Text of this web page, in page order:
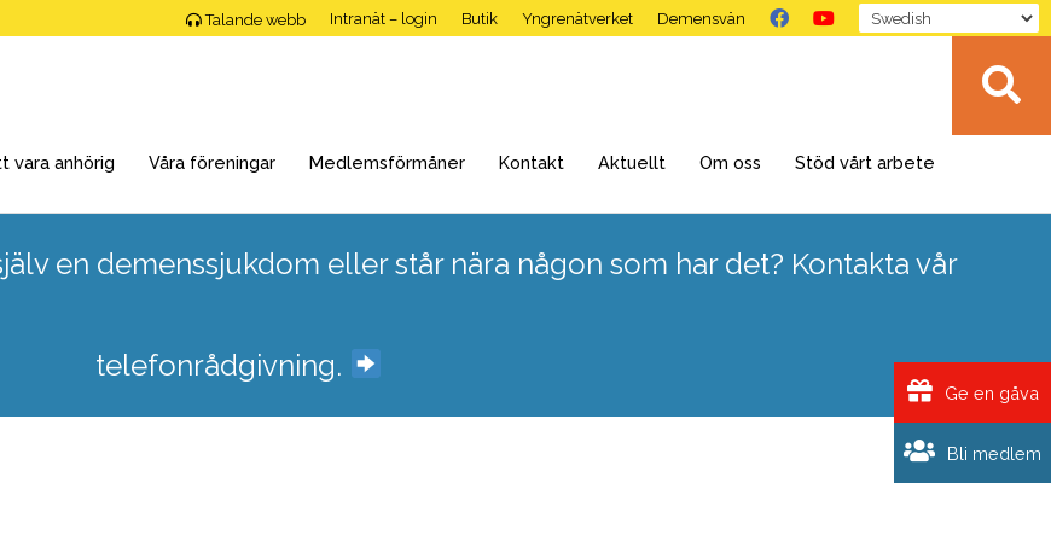
Talande webb Intranät – login Butik Yngrenätverket Demensvän
vara anhörig Våra föreningar Medlemsförmåner Kontakt Aktuellt Om oss Stöd vårt arbete
en demenssjukdom eller står nära någon som har det? Kontakta vår
telefonrådgivning.
Bli medlem
Ge en gåva